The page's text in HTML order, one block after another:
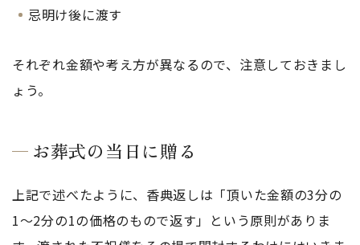
忌明け後に渡す
それぞれ金額や考え方が異なるので、注意しておきまし
ょう。
お葬式の当日に贈る
上記で述べたように、香典返しは「頂いた金額の3分の
1～2分の1の価格のもので返す」という原則がありま